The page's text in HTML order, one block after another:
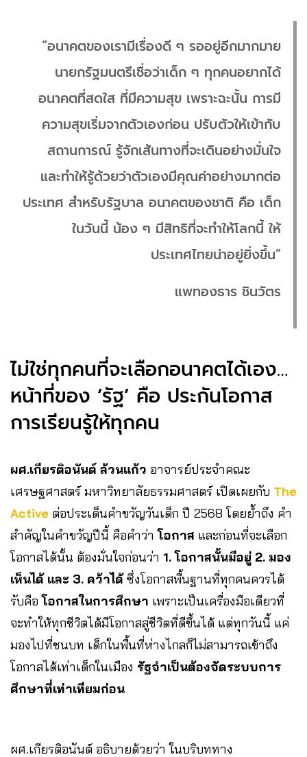
“อนาคตของเรามีเรื่องดี ๆ รออยู่อีกมากมาย
นายกรัฐมนตรีเชื่อว่าเด็ก ๆ ทุกคนอยากได้
อนาคตที่สดใส ที่มีความสุข เพราะฉะนั้น การมี
ความสุขเริ่มจากตัวเองก่อน ปรับตัวให้เข้ากับ
สถานการณ์ รู้จักเส้นทางที่จะเดินอย่างมั่นใจ
และทำให้รู้ด้วยว่าตัวเองมีคุณค่าอย่างมากต่อ
ประเทศ สำหรับรัฐบาล อนาคตของชาติ คือ เด็ก
ในวันนี้ น้อง ๆ มีสิทธิที่จะทำให้โลกนี้ ให้
ประเทศไทยน่าอยู่ยิ่งขึ้น”
แพทองธาร ชินวัตร
ไม่ใช่ทุกคนที่จะเลือกอนาคตได้เอง…
หน้าที่ของ ‘รัฐ’ คือ ประกันโอกาส
การเรียนรู้ให้ทุกคน
ผศ.เกียรติอนันต์ ล้วนแก้ว อาจารย์ประจำคณะ
เศรษฐศาสตร์ มหาวิทยาลัยธรรมศาสตร์ เปิดเผยกับ The
Active ต่อประเด็นคำขวัญวันเด็ก ปี 2568 โดยย้ำถึง คำ
สำคัญในคำขวัญปีนี้ คือคำว่าโอกาส และก่อนที่จะเลือก
โอกาสได้นั้น ต้องมั่นใจก่อนว่า 1. โอกาสนั้นมีอยู่ 2. มอง
เห็นได้ และ 3. คว้าได้ซึ่งโอกาสพื้นฐานที่ทุกคนควรได้
รับคือโอกาสในการศึกษา เพราะเป็นเครื่องมือเดียวที่
จะทำให้ทุกชีวิตได้มีโอกาสสู่ชีวิตที่ดีขึ้นได้ แต่ทุกวันนี้ แค่
มองไปที่ชนบท เด็กในพื้นที่ห่างไกลก็ไม่สามารถเข้าถึง
โอกาสได้เท่าเด็กในเมือง รัฐจำเป็นต้องจัดระบบการ
ศึกษาที่เท่าเทียมก่อน
ผศ.เกียรติอนันต์ อธิบายด้วยว่า ในบริบททาง